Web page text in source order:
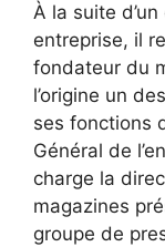
À la suite
entreprise, il
fondateur du
l’origine un
ses fonctions
Général de
charge la
magazines
groupe de